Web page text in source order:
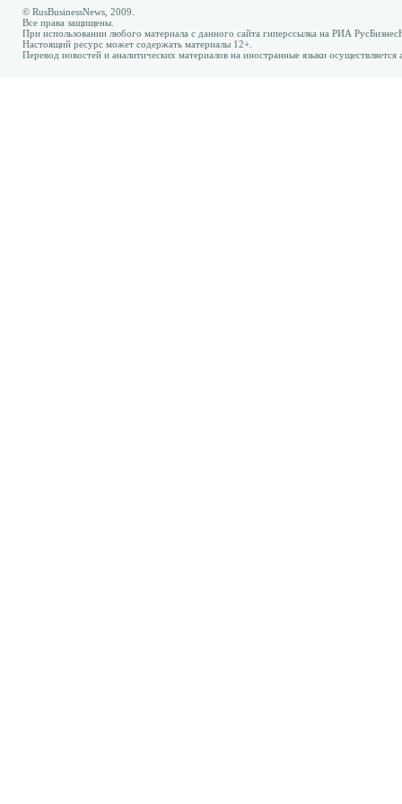
© RusBusinessNews, 2009.
Все права защищены.
При использовании любого материала с данного сайта гиперссылка на РИА
Настоящий ресурс может содержать материалы 12+.
Перевод новостей и аналитических материалов на иностранные языки осуществляется